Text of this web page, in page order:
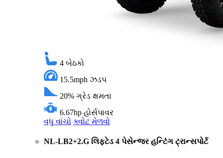
4 બેઠકો
15.5mph ઝડપ
20% ગ્રેડ ક્ષમતા
6.67hp હોર્સપાવર
વધુ વાંચો ક્વોટ મેળવો
NL-LB2+2.G લિફ્ટેડ 4 પેસેન્જર હન્ટિંગ ટ્રાન્સપોર્ટ